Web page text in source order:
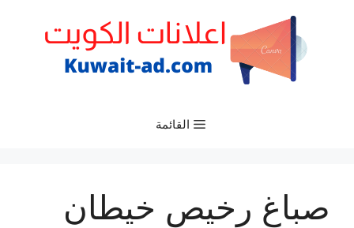
القائمة
صباغ رخيص خيطان